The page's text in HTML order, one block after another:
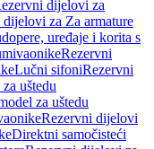
dijelovi za
za Za armature
uređaje i korita s
Rezervni
Lučni sifoniRezervni
uštedu
za uštedu
Rezervni dijelovi
Direktni samočisteći